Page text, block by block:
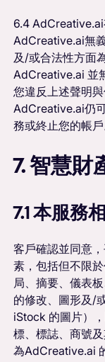
6.4
AdCreative.ai無
及/或合法性方面
AdCreative.ai 並
您違反上述聲明
AdCreative.ai仍
務或終止您的帳戶
7. 智慧財
7.1 本服務
客戶確認並同意
素，包括但不限
局、摘要、儀表
的修改、圖形及/
iStock 的圖片）
標、標誌、商號
為AdCreative.ai